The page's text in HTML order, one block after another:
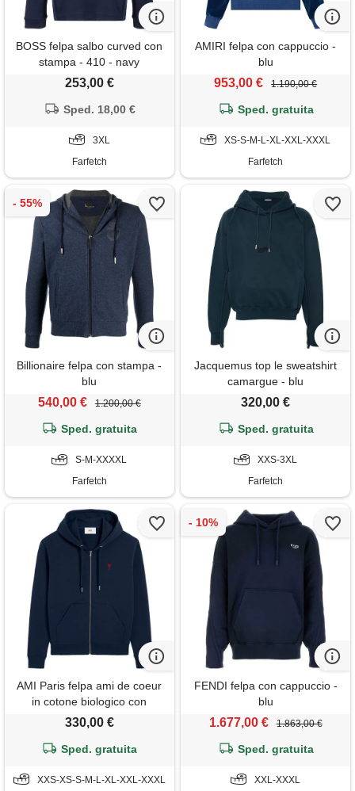
BOSS felpa salbo curved con
stampa - 410 - navy
253,00 €
Sped. 18,00 €
3XL
Farfetch
AMIRI felpa con cappuccio -
blu
953,00 € 1.190,00 €
Sped. gratuita
XS-S-M-L-XL-XXL-XXXL
Farfetch
Billionaire felpa con stampa -
blu
540,00 € 1.200,00 €
Sped. gratuita
S-M-XXXXL
Farfetch
Jacquemus top le sweatshirt
camargue - blu
320,00 €
Sped. gratuita
XXS-3XL
Farfetch
AMI Paris felpa ami de coeur
in cotone biologico con
cappuccio - blu
330,00 €
Sped. gratuita
XXS-XS-S-M-L-XL-XXL-XXXL
FENDI felpa con cappuccio -
blu
1.677,00 € 1.863,00 €
Sped. gratuita
XXL-XXXL